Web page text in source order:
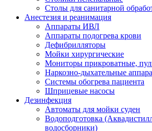
Столы для санитарной
Анестезия и реанимация
Аппараты ИВЛ
Аппараты подогрева крови
Дефибрилляторы
Мойки хирургические
Мониторы прикроватные,
Наркозно-дыхательные
Системы обогрева пациента
Шприцевые насосы
Дезинфекция
Автоматы для мойки суден
Водоподготовка
водосборники)